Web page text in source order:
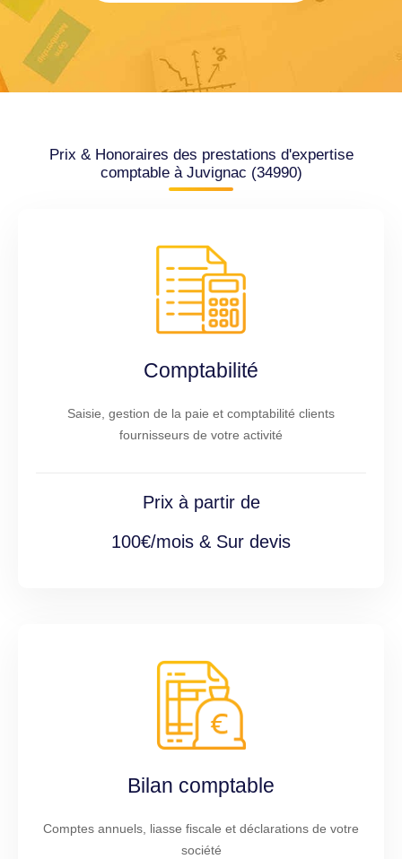
Prix & Honoraires des prestations d'expertise
comptable à Juvignac (34990)
Comptabilité
Saisie, gestion de la paie et comptabilité clients
fournisseurs de votre activité
Prix à partir de
100€/mois & Sur devis
Bilan comptable
Comptes annuels, liasse fiscale et déclarations de votre
société